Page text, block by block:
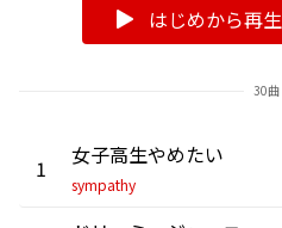
はじめから再生
30曲
1 女子高生やめたい
sympathy